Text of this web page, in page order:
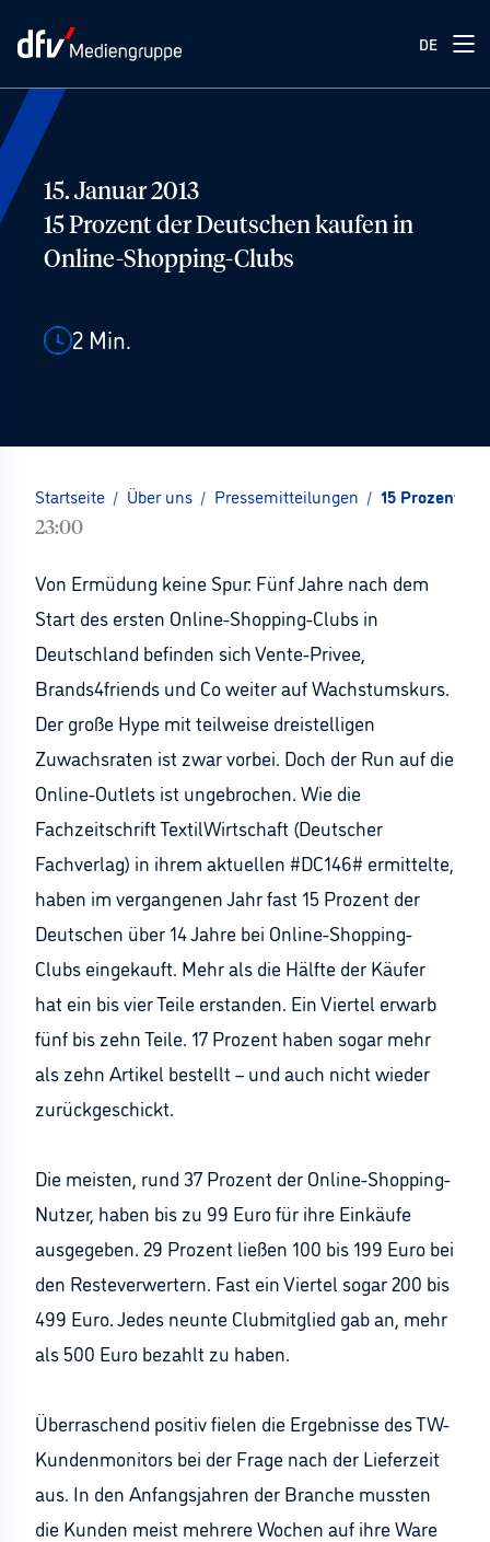
DE
15. Januar 2013
15 Prozent der Deutschen kaufen in
Online-Shopping-Clubs
2 Min.
Startseite / Über uns / Pressemitteilungen / 15 Prozent
23:00
Von Ermüdung keine Spur: Fünf Jahre nach dem
Start des ersten Online-Shopping-Clubs in
Deutschland befinden sich Vente-Privee,
Brands4friends und Co weiter auf Wachstumskurs.
Der große Hype mit teilweise dreistelligen
Zuwachsraten ist zwar vorbei. Doch der Run auf die
Online-Outlets ist ungebrochen. Wie die
Fachzeitschrift TextilWirtschaft (Deutscher
Fachverlag) in ihrem aktuellen #DC146# ermittelte,
haben im vergangenen Jahr fast 15 Prozent der
Deutschen über 14 Jahre bei Online-Shopping-
Clubs eingekauft. Mehr als die Hälfte der Käufer
hat ein bis vier Teile erstanden. Ein Viertel erwarb
fünf bis zehn Teile. 17 Prozent haben sogar mehr
als zehn Artikel bestellt – und auch nicht wieder
zurückgeschickt.
Die meisten, rund 37 Prozent der Online-Shopping-
Nutzer, haben bis zu 99 Euro für ihre Einkäufe
ausgegeben. 29 Prozent ließen 100 bis 199 Euro bei
den Resteverwertern. Fast ein Viertel sogar 200 bis
499 Euro. Jedes neunte Clubmitglied gab an, mehr
als 500 Euro bezahlt zu haben.
Überraschend positiv fielen die Ergebnisse des TW-
Kundenmonitors bei der Frage nach der Lieferzeit
aus. In den Anfangsjahren der Branche mussten
die Kunden meist mehrere Wochen auf ihre Ware